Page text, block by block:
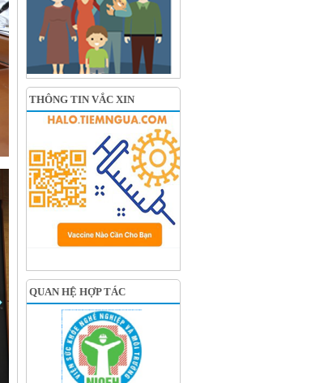
THÔNG TIN VẮC XIN
QUAN HỆ HỢP TÁC